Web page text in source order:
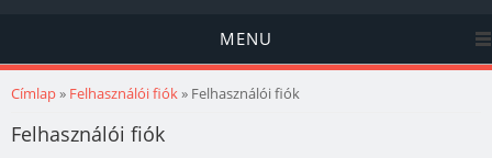
MENU
Jelenlegi hely
Címlap» Felhasználói fiók» Felhasználói fiók
Felhasználói fiók